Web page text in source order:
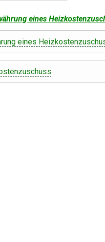
eines
eines